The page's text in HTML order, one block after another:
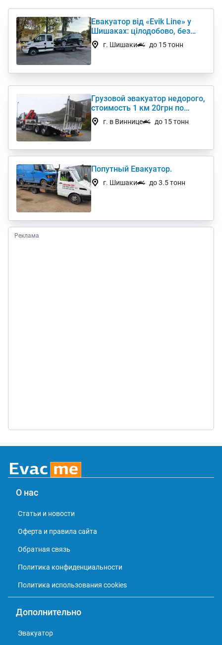
Евакуатор від «Evik Line» у
Шишаках: цілодобово, без
вихідних
г. Шишаки до 15 тонн
Грузовой эвакуатор недорого,
стоимость 1 км 20грн по
Украине
г. в Виннице до 15 тонн
Попутный Евакуатор.
г. Шишаки до 3.5 тонн
Реклама
О нас
Статьи и новости
Оферта и правила сайта
Обратная связь
Политика конфиденциальности
Политика использования cookies
Дополнительно
Эвакуатор